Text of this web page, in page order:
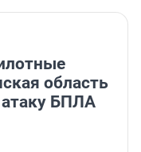
область
БПЛА